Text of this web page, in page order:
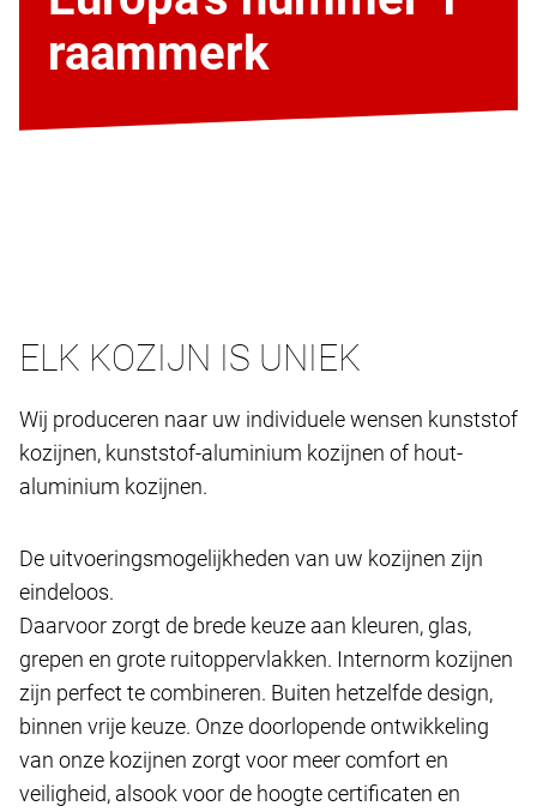
raammerk
ELK KOZIJN IS UNIEK
Wij produceren naar uw individuele wensen kunststof
kozijnen, kunststof-aluminium kozijnen of hout-
aluminium kozijnen.
De uitvoeringsmogelijkheden van uw kozijnen zijn
eindeloos.
Daarvoor zorgt de brede keuze aan kleuren, glas,
grepen en grote ruitoppervlakken. Internorm kozijnen
zijn perfect te combineren. Buiten hetzelfde design,
binnen vrije keuze. Onze doorlopende ontwikkeling
van onze kozijnen zorgt voor meer comfort en
veiligheid, alsook voor de hoogte certificaten en